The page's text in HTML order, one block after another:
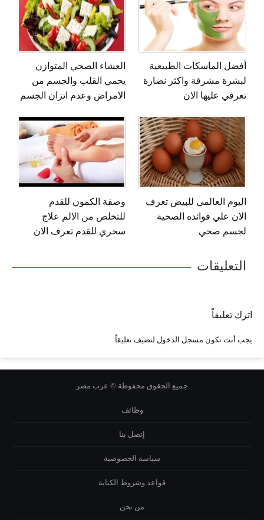
أفضل الماسكات الطبيعية
لبشرة مشرقة واكثر نضارة
تعرفي عليها الان
العشاء الصحي المتوازن
يحمي القلب والجسم من
الامراض وعدم اتزان الجسم
اليوم العالمي للبيض تعرف
الان علي فوائده الصحية
لجسم صحي
وصفة الكمون للقدم
للتخلص من الالم علاج
سحري للقدم تعرف الان
التعليقات
اترك تعليقاً
يجب أنت تكون مسجل الدخول لتضيف تعليقاً.
جميع الحقوق محفوظة © عرب مصر
وظائف
إتصل بنا
سياسة الخصوصية
قواعد وشروط الكتابة
من نحن